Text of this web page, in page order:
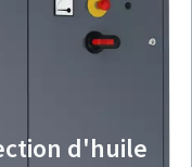
d'huile